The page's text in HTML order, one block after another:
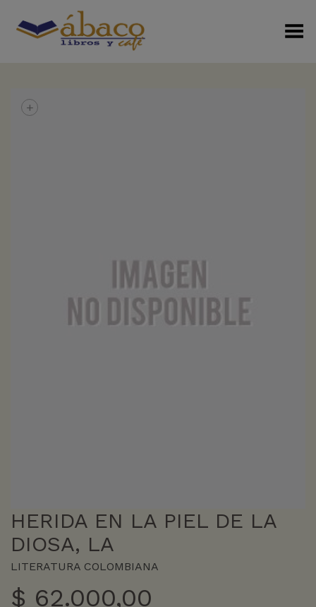
Menú Alterno
+
HERIDA EN LA PIEL DE LA
DIOSA, LA
LITERATURA COLOMBIANA
$ 62.000,00